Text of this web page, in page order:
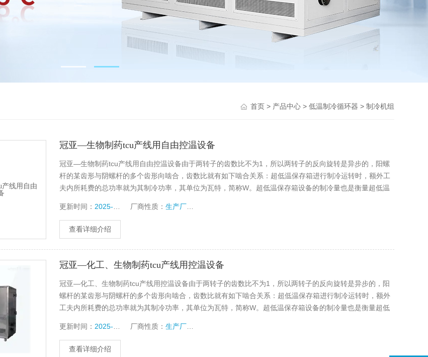
首页> 产品中心> 低温制冷循环器 > 制冷机组
冠亚—生物制药tcu产线用自由控温设备
冠亚—生物制药tcu产线用自由控温设备由于两转子的齿数比不为1，所以两转子的反向旋转是异步的，阳螺
杆的某齿形与阴螺杆的多个齿形向啮合，齿数比就有如下啮合关系：超低温保存箱进行制冷运转时，额外工
夫内所耗费的总功率就为其制冷功率，其单位为瓦特，简称W。超低温保存箱设备的制冷量也是衡量超低温
更新时间： 2025-01-02 厂商性质：生产厂家
查看详细介绍
冠亚—化工、生物制药tcu产线用控温设备
冠亚—化工、生物制药tcu产线用控温设备由于两转子的齿数比不为1，所以两转子的反向旋转是异步的，阳
螺杆的某齿形与阴螺杆的多个齿形向啮合，齿数比就有如下啮合关系：超低温保存箱进行制冷运转时，额外
工夫内所耗费的总功率就为其制冷功率，其单位为瓦特，简称W。超低温保存箱设备的制冷量也是衡量超低
更新时间： 2025-01-02 厂商性质：生产厂家
查看详细介绍